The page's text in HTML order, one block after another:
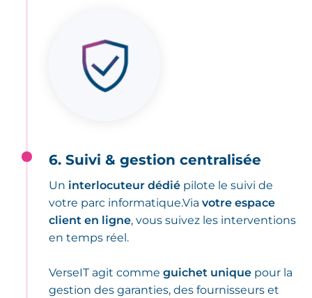
6. Suivi & gestion centralisée
Un interlocuteur dédié pilote le suivi de
votre parc informatique.Viavotre espace
client en ligne, vous suivez les interventions
en temps réel.
VerseIT agit commeguichet unique pour la
gestion des garanties, des fournisseurs et